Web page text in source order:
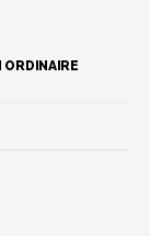
ORDINAIRE